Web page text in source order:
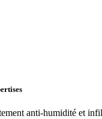
anti-humidité et